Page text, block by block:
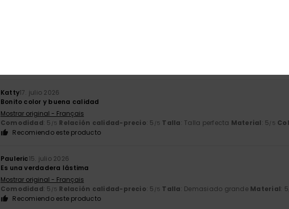
Katty17. julio 2026
Bonito color y buena calidad
Mostrar original - Français
Comodidad: 5 /5 Relación calidad-precio: 5 /5 Talla: Talla perfecta Material: 5/5
Recomiendo este producto
Pauleric15. julio 2026
Es una verdadera lástima
Mostrar original - Français
Comodidad: 5 /5 Relación calidad-precio: 5 /5 Talla: Demasiado grande Material: 5
Recomiendo este producto